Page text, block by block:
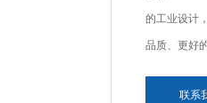
的工业设计
品质、更好
联系